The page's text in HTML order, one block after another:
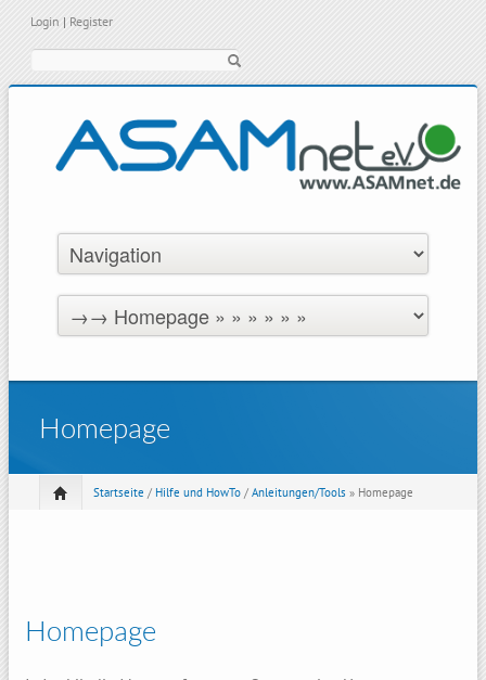
Login | Register
Homepage
Startseite / Hilfe und HowTo / Anleitungen/Tools » Homepage
Homepage